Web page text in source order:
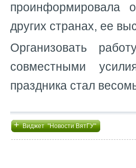
проинформировала
других странах, ее
Организовать
совместными
праздника стал
+Виджет "Новости ВятГУ"